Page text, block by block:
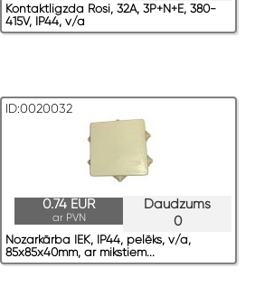
Kontaktligzda Rosi, 32A, 3P+N+E, 380-
415V, IP44, v/a
ID:0020032
Daudzums
0
0.74 EUR
ar PVN
Nozarkārba IEK, IP44, pelēks, v/a,
85x85x40mm, ar mikstiem...